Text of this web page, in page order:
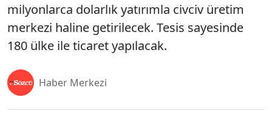
milyonlarca dolarlık yatırımla civciv üretim
merkezi haline getirilecek. Tesis sayesinde
180 ülke ile ticaret yapılacak.
Haber Merkezi